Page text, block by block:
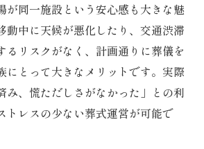
給付制度を利用した負担軽減術
きる葬式の新しい形
も温かい葬式を実現する工夫
族の負担を減らすための配慮点
穏やかに進めるためのポイント
が同一施設という安心感も大きな魅
動中に天候が悪化したり、交通渋滞
るリスクがなく、計画通りに葬儀を
にとって大きなメリットです。実際
み、慌ただしさがなかった」との利
トレスの少ない葬式運営が可能で